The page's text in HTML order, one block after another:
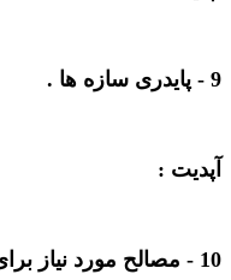
9 - پایدری سازه ها .
آپدیت :
10 - مصالح مورد نیاز